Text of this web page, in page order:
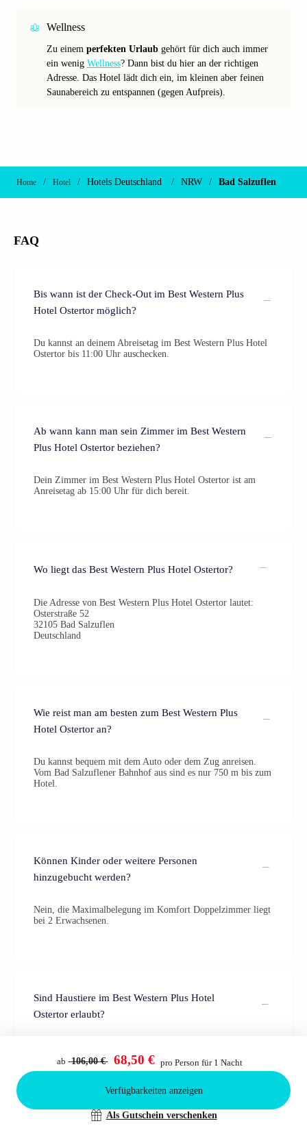
Bestätigen
Wellness
Zu einem perfekten Urlaub gehört für dich auch immer
ein wenig Wellness? Dann bist du hier an der richtigen
Adresse. Das Hotel lädt dich ein, im kleinen aber feinen
Saunabereich zu entspannen (gegen Aufpreis).
Home / Hotel / Hotels Deutschland / NRW / Bad Salzuflen
FAQ
Bis wann ist der Check-Out im Best Western Plus
Hotel Ostertor möglich?
Du kannst an deinem Abreisetag im Best Western Plus Hotel
Ostertor bis 11:00 Uhr auschecken.
Ab wann kann man sein Zimmer im Best Western
Plus Hotel Ostertor beziehen?
Dein Zimmer im Best Western Plus Hotel Ostertor ist am
Anreisetag ab 15:00 Uhr für dich bereit.
Wo liegt das Best Western Plus Hotel Ostertor?
Die Adresse von Best Western Plus Hotel Ostertor lautet:
Osterstraße 52
32105 Bad Salzuflen
Deutschland
Wie reist man am besten zum Best Western Plus
Hotel Ostertor an?
Du kannst bequem mit dem Auto oder dem Zug anreisen.
Vom Bad Salzuflener Bahnhof aus sind es nur 750 m bis zum
Hotel.
Können Kinder oder weitere Personen
hinzugebucht werden?
Nein, die Maximalbelegung im Komfort Doppelzimmer liegt
bei 2 Erwachsenen.
Sind Haustiere im Best Western Plus Hotel
Ostertor erlaubt?
Nacht ebenfalls willkommen (vor Ort zu zahlen).
ab 106,00 € 68,50 € pro Person für 1 Nacht
Verfügbarkeiten anzeigen
Als Gutschein verschenken